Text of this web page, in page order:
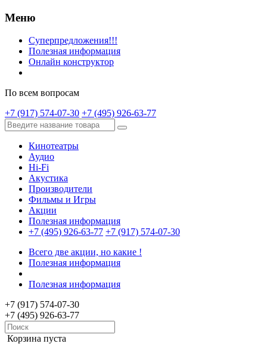
Меню
Суперпредложения!!!
Полезная информация
Онлайн конструктор
По всем вопросам
+7 (917) 574-07-30 +7 (495) 926-63-77
Кинотеатры
Аудио
Hi-Fi
Акустика
Производители
Фильмы и Игры
Акции
Полезная информация
+7 (495) 926-63-77 +7 (917) 574-07-30
Всего две акции, но какие !
Полезная информация
Полезная информация
+7 (917) 574-07-30
+7 (495) 926-63-77
Корзина пуста